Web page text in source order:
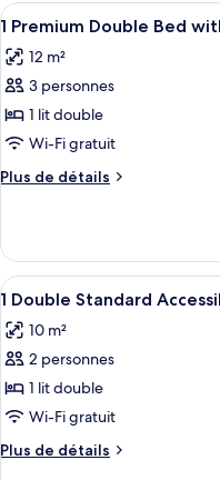
Afficher
toutes
les
photos
pour
ce
type
de
1
Premium
Double
Bed
with
city
view
Free
Hot
8
1 Premium Double Bed
12 m²
3 personnes
1 lit double
Wi-Fi gratuit
Plus de détails
Plus
1
Premium
Double
with
city
Free
Hot
Afficher
toutes
les
photos
pour
ce
type
de
8
1 Double Standard
10 m²
2 personnes
1 lit double
Wi-Fi gratuit
Plus de détails
Plus